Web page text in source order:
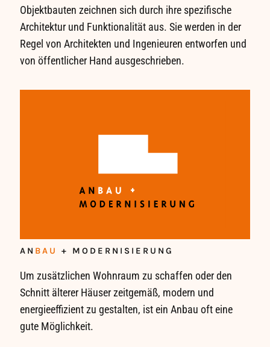
Objektbauten zeichnen sich durch ihre spezifische
Architektur und Funktionalität aus. Sie werden in der
Regel von Architekten und Ingenieuren entworfen und
von öffentlicher Hand ausgeschrieben.
AN BAU + MODERNISIERUNG
Um zusätzlichen Wohnraum zu schaffen oder den
Schnitt älterer Häuser zeitgemäß, modern und
energieeffizient zu gestalten, ist ein Anbau oft eine
gute Möglichkeit.